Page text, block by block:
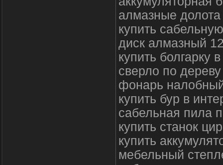
алмазные долота
купить
диск алмазный
купить болгарку
сверло по
фонарь
купить бур в
сабельная пила
купить станок
купить
мебельный